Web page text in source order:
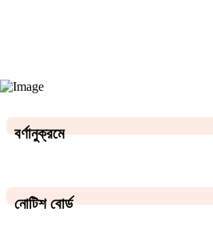
বর্ণানুক্রমে
নোটিশ বোর্ড